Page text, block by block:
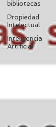
bibliotecas
Propiedad
Intelectual
Inteligencia
Artificial